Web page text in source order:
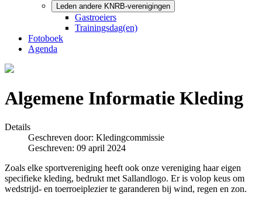
Leden andere KNRB-verenigingen
Gastroeiers
Trainingsdag(en)
Fotoboek
Agenda
Algemene Informatie Kleding
Details
Geschreven door: Kledingcommissie
Geschreven: 09 april 2024
Zoals elke sportvereniging heeft ook onze vereniging haar eigen
specifieke kleding, bedrukt met Sallandlogo. Er is volop keus om
wedstrijd- en toerroeiplezier te garanderen bij wind, regen en zon.